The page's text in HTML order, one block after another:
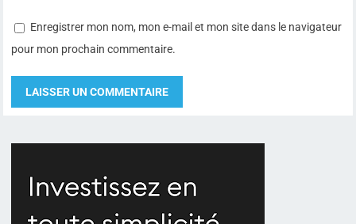
Enregistrer mon nom, mon e-mail et mon site dans le navigateur
pour mon prochain commentaire.